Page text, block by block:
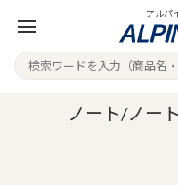
アルパ
ノート/ノー